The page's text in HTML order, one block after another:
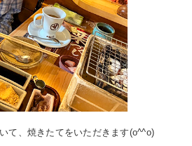
て、焼きたてをいただきます(o^^o)